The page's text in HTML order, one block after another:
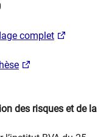
complet
des risques et de la